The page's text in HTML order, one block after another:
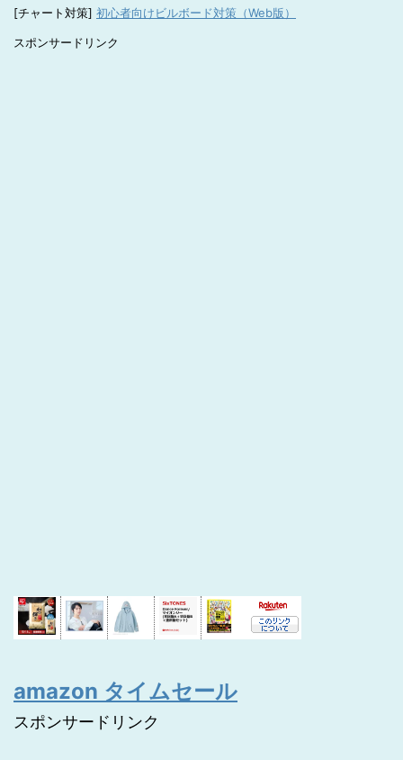
[チャート対策] 初心者向けビルボード対策（Web版）
スポンサードリンク
amazon タイムセール
スポンサードリンク